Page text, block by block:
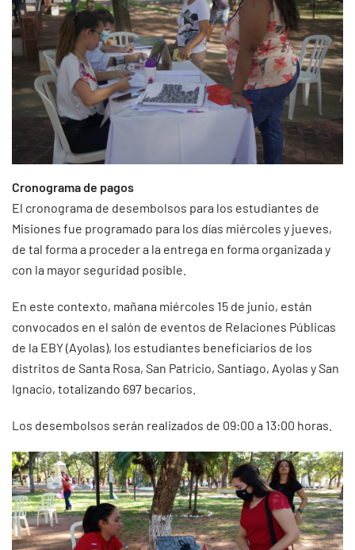
Cronograma de pagos
El cronograma de desembolsos para los estudiantes de
Misiones fue programado para los días miércoles y jueves,
de tal forma a proceder a la entrega en forma organizada y
con la mayor seguridad posible.
En este contexto, mañana miércoles 15 de junio, están
convocados en el salón de eventos de Relaciones Públicas
de la EBY (Ayolas), los estudiantes beneficiarios de los
distritos de Santa Rosa, San Patricio, Santiago, Ayolas y San
Ignacio, totalizando 697 becarios.
Los desembolsos serán realizados de 09:00 a 13:00 horas.